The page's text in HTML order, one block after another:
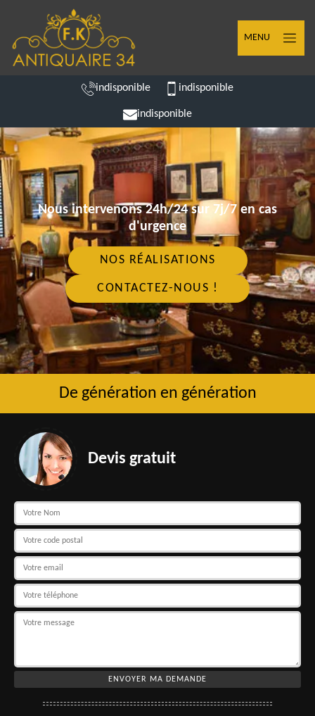
MENU
indisponible indisponible
indisponible
Nous intervenons 24h/24 sur 7j/7 en cas
d'urgence
NOS RÉALISATIONS
CONTACTEZ-NOUS !
De génération en génération
Devis gratuit